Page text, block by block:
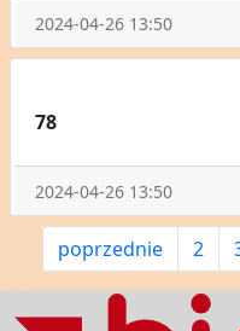
2024-04-26 13:50
78
2024-04-26 13:50
poprzednie 2